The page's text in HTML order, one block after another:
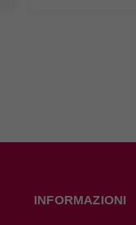
INFORMAZIONI